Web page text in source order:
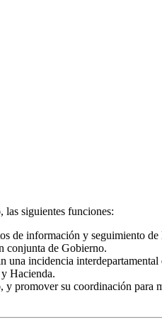
las siguientes funciones:
de información y seguimiento de
conjunta de Gobierno.
una incidencia
Hacienda.
promover su coordinación para